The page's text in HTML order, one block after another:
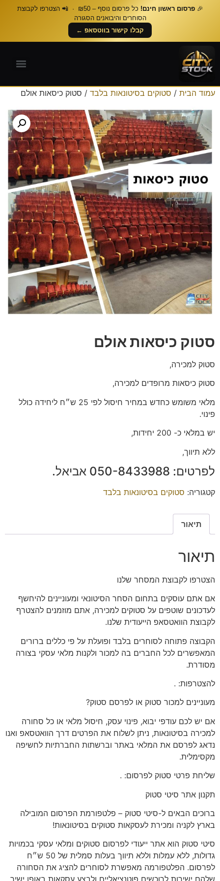
🎉פרסום ראשון חינם!
כל פרסום נוסף – ₪50 · 📲 הצטרפו לקבוצת
הסוחרים והיבואנים הסגורה
קבלו קישור בווטסאפ ←
עמוד הבית / סטוקים בסיטונאות בלבד / סטוק כיסאות אולם
סטוק כיסאות אולם
סטוק למכירה,
סטוק כיסאות מרופדים למכירה,
מלאי משומש כחדש במחיר חיסול לפי 25 ש״ח ליחידה כולל
פינוי.
יש במלאי כ- 200 יחידות,
ללא תיווך,
לפרטים: ‭050-8433988‬ אביאל.
קטגוריה: סטוקים בסיטונאות בלבד
תיאור
תיאור
הצטרפו לקבוצת המסחר שלנו
אם אתם עוסקים בתחום הסחר הסיטונאי ומעוניינים להיחשף
לעדכונים שוטפים על סטוקים למכירה, אתם מוזמנים להצטרף
לקבוצת הוואטסאפ הייעודית שלנו.
הקבוצה פתוחה לסוחרים בלבד ופועלת על פי כללים ברורים
המאפשרים לכל החברים בה למכור ולקנות מלאי עסקי בצורה
מסודרת.
להצטרפות: .
מעוניינים למכור סטוק או לפרסם סטוק?
אם יש לכם עודפי יבוא, פינוי עסק, חיסול מלאי או כל סחורה
למכירה בסיטונאות, ניתן לשלוח את הפרטים דרך הוואטסאפ ואנו
נדאג לפרסם את המלאי באתר וברשתות החברתיות לחשיפה
מקסימלית.
שליחת פרטי סטוק לפרסום: .
תקנון אתר סיטי סטוק
ברוכים הבאים ל-סיטי סטוק – פלטפורמת הפרסום המובילה
בארץ לקניה ומכירת לעסקאות סטוקים בסיטונאות!
סיטי סטוק הוא אתר ייעודי לפרסום סטוקים ומלאי עסקי בכמויות
גדולות, ללא עמלות וללא תיווך בעלות סמלית של 50 ש״ח
לפרסום. הפלטפורמה מאפשרת לסוחרים להציג את הסחורה